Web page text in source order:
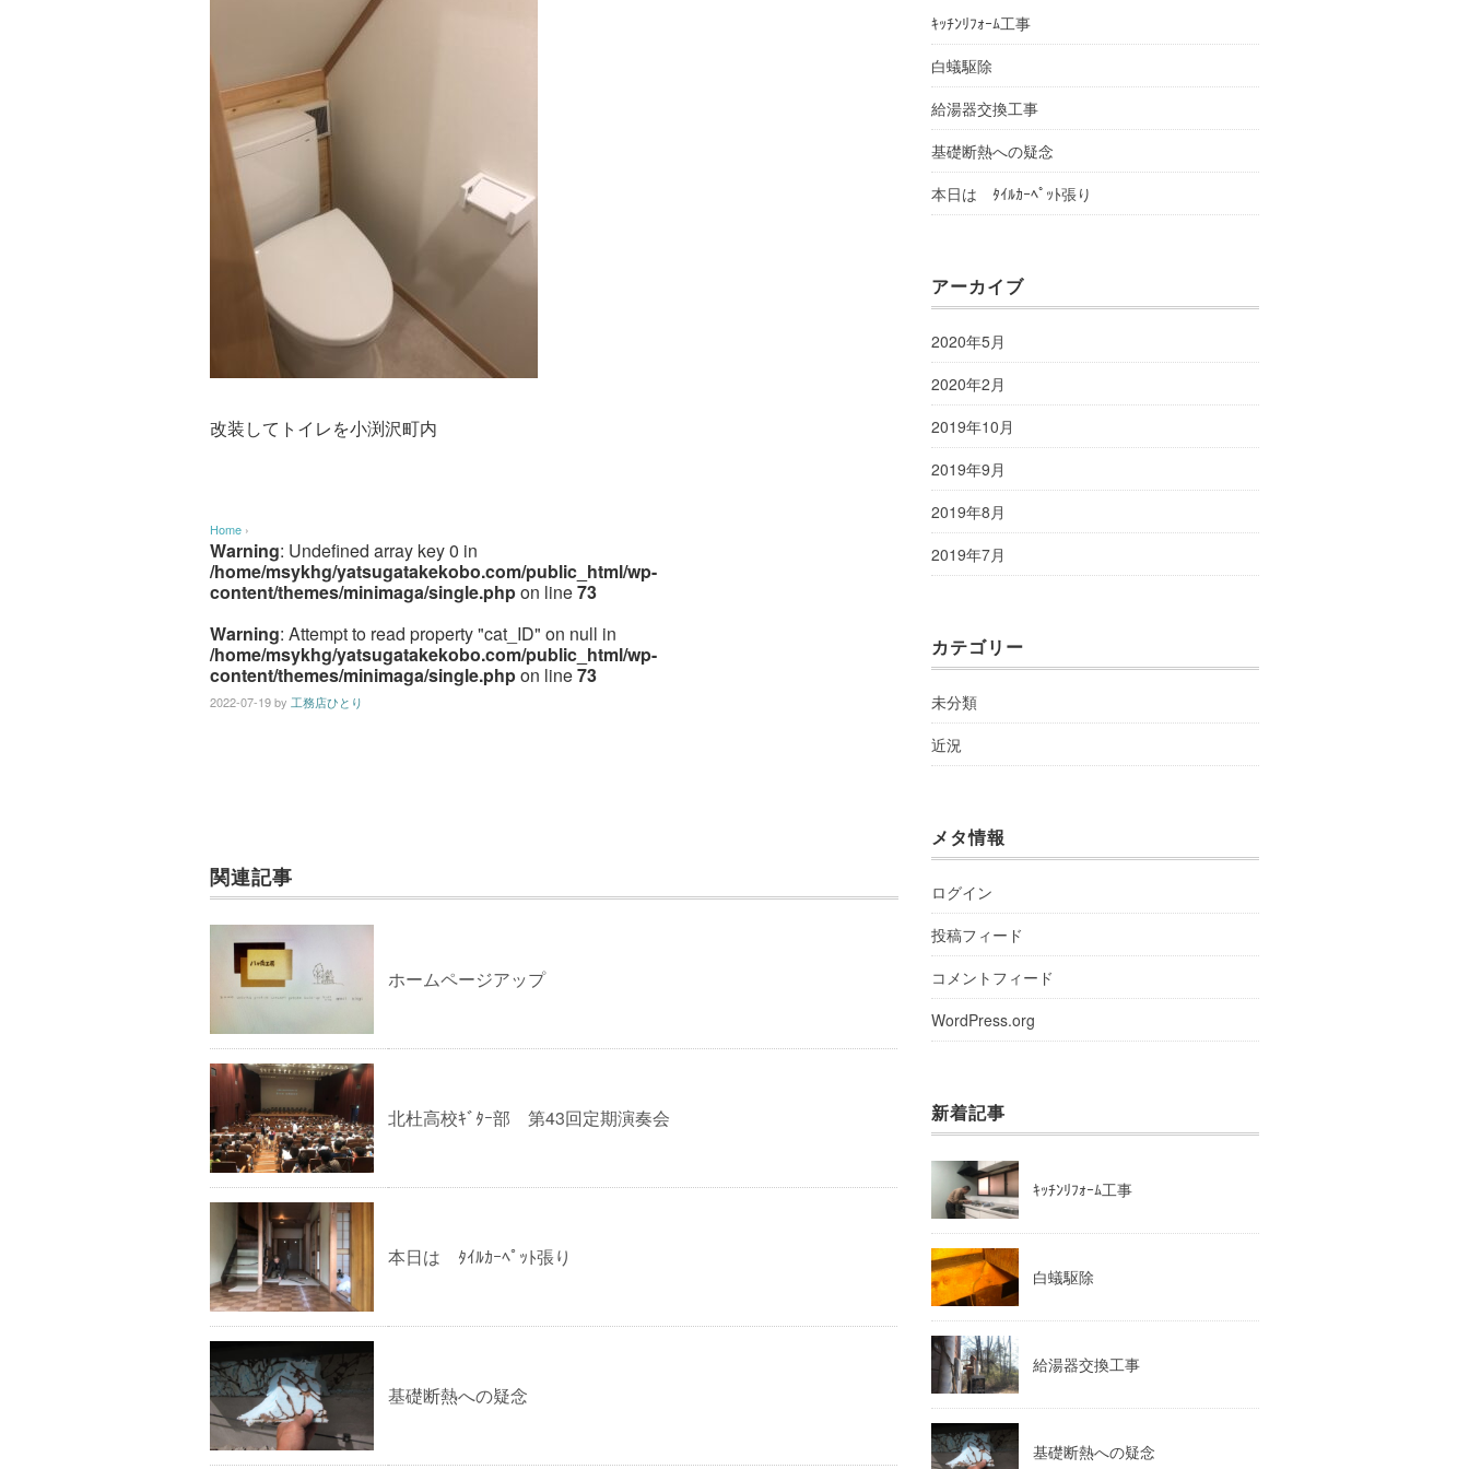
改装してトイレを小渕沢町内
Home ›
Warning: Undefined array key 0 in
/home/msykhg/yatsugatakekobo.com/public_html/wp-
content/themes/minimaga/single.phpon line73
Warning: Attempt to read property "cat_ID" on null in
/home/msykhg/yatsugatakekobo.com/public_html/wp-
content/themes/minimaga/single.phpon line73
2022-07-19by 工務店ひとり
関連記事
ホームページアップ
北杜高校ｷﾞﾀｰ部 第43回定期演奏会
本日は ﾀｲﾙｶｰﾍﾟｯﾄ張り
基礎断熱への疑念
ｷｯﾁﾝﾘﾌｫｰﾑ工事
白蟻駆除
給湯器交換工事
基礎断熱への疑念
本日は ﾀｲﾙｶｰﾍﾟｯﾄ張り
アーカイブ
2020年5月
2020年2月
2019年10月
2019年9月
2019年8月
2019年7月
カテゴリー
未分類
近況
メタ情報
ログイン
投稿フィード
コメントフィード
WordPress.org
新着記事
ｷｯﾁﾝﾘﾌｫｰﾑ工事
白蟻駆除
給湯器交換工事
基礎断熱への疑念